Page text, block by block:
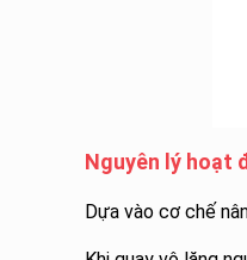
Nguyên lý hoạt
Dựa vào cơ chế